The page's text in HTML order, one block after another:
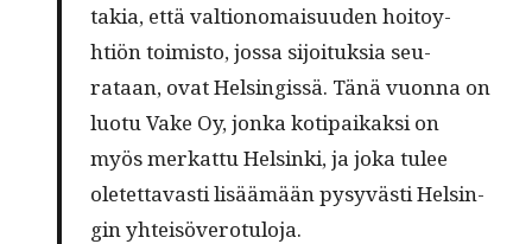
takia, että val­tiono­maisu­u­den hoitoy­
htiön toimis­to, jos­sa sijoituk­sia seu­
rataan, ovat Helsingis­sä. Tänä vuon­na on
luo­tu Vake Oy, jon­ka koti­paikak­si on
myös merkat­tu Helsin­ki, ja joka tulee
oletet­tavasti lisäämään pysyvästi Helsin­
gin yhteisöverotuloja.